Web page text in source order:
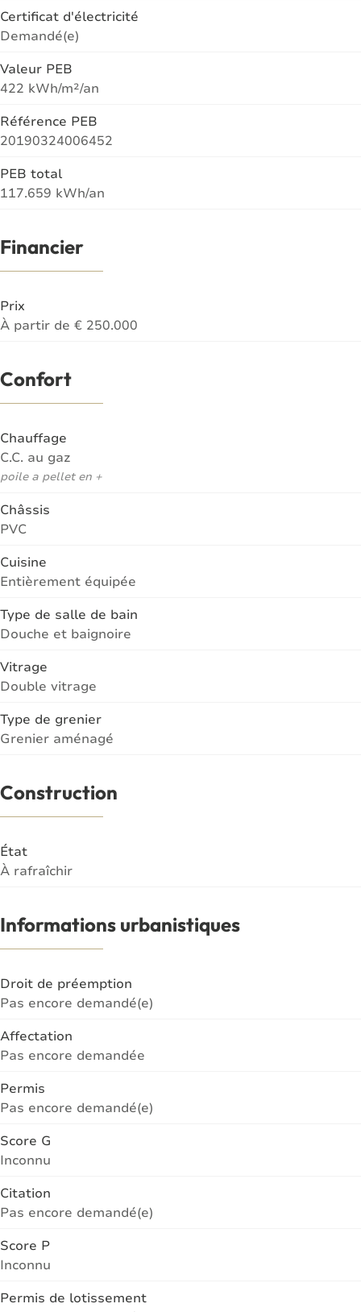
Certificat d'électricité
Demandé(e)
Valeur PEB
422 kWh/m²/an
Référence PEB
20190324006452
PEB total
117.659 kWh/an
Financier
Prix
À partir de € 250.000
Confort
Chauffage
C.C. au gaz
poile a pellet en +
Châssis
PVC
Cuisine
Entièrement équipée
Type de salle de bain
Douche et baignoire
Vitrage
Double vitrage
Type de grenier
Grenier aménagé
Construction
État
À rafraîchir
Informations urbanistiques
Droit de préemption
Pas encore demandé(e)
Affectation
Pas encore demandée
Permis
Pas encore demandé(e)
Score G
Inconnu
Citation
Pas encore demandé(e)
Score P
Inconnu
Permis de lotissement